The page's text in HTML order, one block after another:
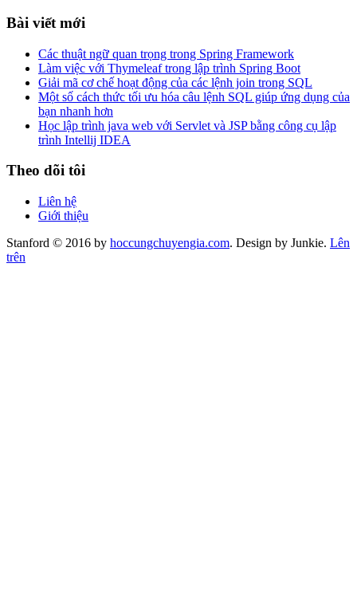
Bài viết mới
Các thuật ngữ quan trọng trong Spring Framework
Làm việc với Thymeleaf trong lập trình Spring Boot
Giải mã cơ chế hoạt động của các lệnh join trong SQL
Một số cách thức tối ưu hóa câu lệnh SQL giúp ứng dụng của
bạn nhanh hơn
Học lập trình java web với Servlet và JSP bằng công cụ lập
trình Intellij IDEA
Theo dõi tôi
Liên hệ
Giới thiệu
Stanford © 2016 by hoccungchuyengia.com. Design by Junkie. Lên
trên